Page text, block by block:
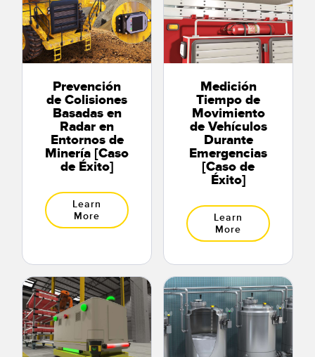
Prevención
de Colisiones
Basadas en
Radar en
Entornos de
Minería [Caso
de Éxito]
Learn
More
Medición
Tiempo de
Movimiento
de Vehículos
Durante
Emergencias
[Caso de
Éxito]
Learn
More